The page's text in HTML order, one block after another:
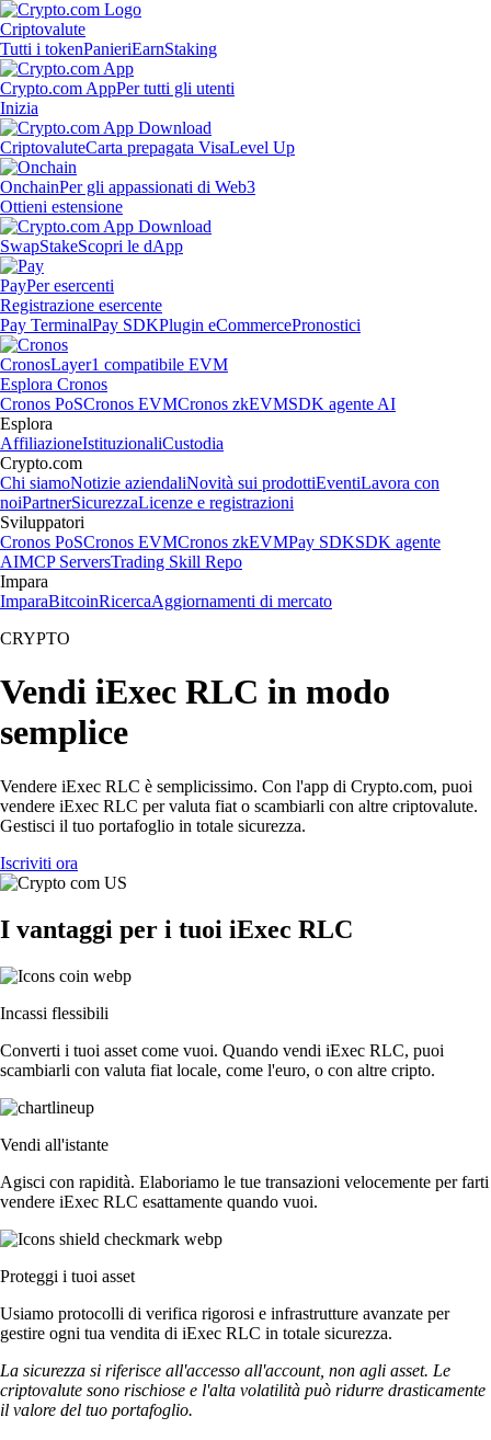
Criptovalute
Tutti i tokenPanieriEarnStaking
Crypto.com AppPer tutti gli utenti
Inizia
CriptovaluteCarta prepagata VisaLevel Up
OnchainPer gli appassionati di Web3
Ottieni estensione
SwapStakeScopri le dApp
PayPer esercenti
Registrazione esercente
Pay TerminalPay SDKPlugin eCommercePronostici
CronosLayer1 compatibile EVM
Esplora Cronos
Cronos PoSCronos EVMCronos zkEVMSDK agente AI
Esplora
AffiliazioneIstituzionaliCustodia
Crypto.com
Chi siamoNotizie aziendaliNovità sui prodottiEventiLavora con
noiPartnerSicurezzaLicenze e registrazioni
Sviluppatori
Cronos PoSCronos EVMCronos zkEVMPay SDKSDK agente
AIMCP ServersTrading Skill Repo
Impara
ImparaBitcoinRicercaAggiornamenti di mercato
CRYPTO
Vendi iExec RLC in modo
semplice
Vendere iExec RLC è semplicissimo. Con l'app di Crypto.com, puoi
vendere iExec RLC per valuta fiat o scambiarli con altre criptovalute.
Gestisci il tuo portafoglio in totale sicurezza.
Iscriviti ora
I vantaggi per i tuoi iExec RLC
Incassi flessibili
Converti i tuoi asset come vuoi. Quando vendi iExec RLC, puoi
scambiarli con valuta fiat locale, come l'euro, o con altre cripto.
Vendi all'istante
Agisci con rapidità. Elaboriamo le tue transazioni velocemente per farti
vendere iExec RLC esattamente quando vuoi.
Proteggi i tuoi asset
Usiamo protocolli di verifica rigorosi e infrastrutture avanzate per
gestire ogni tua vendita di iExec RLC in totale sicurezza.
La sicurezza si riferisce all'accesso all'account, non agli asset. Le
criptovalute sono rischiose e l'alta volatilità può ridurre drasticamente
il valore del tuo portafoglio.